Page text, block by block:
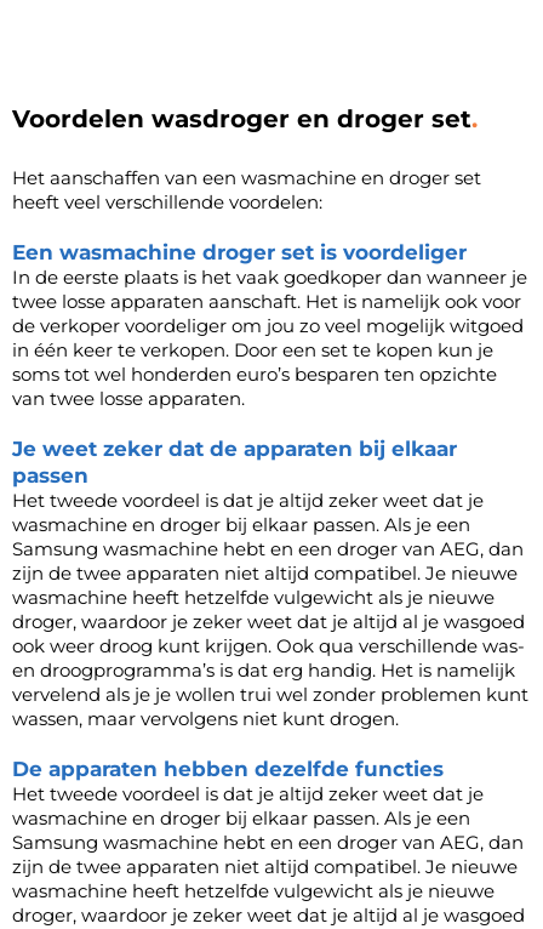
Voordelen wasdroger en droger set
Het aanschaffen van een wasmachine en droger set
heeft veel verschillende voordelen:
Een wasmachine droger set is voordeliger
In de eerste plaats is het vaak goedkoper dan wanneer je
twee losse apparaten aanschaft. Het is namelijk ook voor
de verkoper voordeliger om jou zo veel mogelijk witgoed
in één keer te verkopen. Door een set te kopen kun je
soms tot wel honderden euro’s besparen ten opzichte
van twee losse apparaten.
Je weet zeker dat de apparaten bij elkaar
passen
Het tweede voordeel is dat je altijd zeker weet dat je
wasmachine en droger bij elkaar passen. Als je een
Samsung wasmachine hebt en een droger van AEG, dan
zijn de twee apparaten niet altijd compatibel. Je nieuwe
wasmachine heeft hetzelfde vulgewicht als je nieuwe
droger, waardoor je zeker weet dat je altijd al je wasgoed
ook weer droog kunt krijgen. Ook qua verschillende was-
en droogprogramma’s is dat erg handig. Het is namelijk
vervelend als je je wollen trui wel zonder problemen kunt
wassen, maar vervolgens niet kunt drogen.
De apparaten hebben dezelfde functies
Het tweede voordeel is dat je altijd zeker weet dat je
wasmachine en droger bij elkaar passen. Als je een
Samsung wasmachine hebt en een droger van AEG, dan
zijn de twee apparaten niet altijd compatibel. Je nieuwe
wasmachine heeft hetzelfde vulgewicht als je nieuwe
droger, waardoor je zeker weet dat je altijd al je wasgoed